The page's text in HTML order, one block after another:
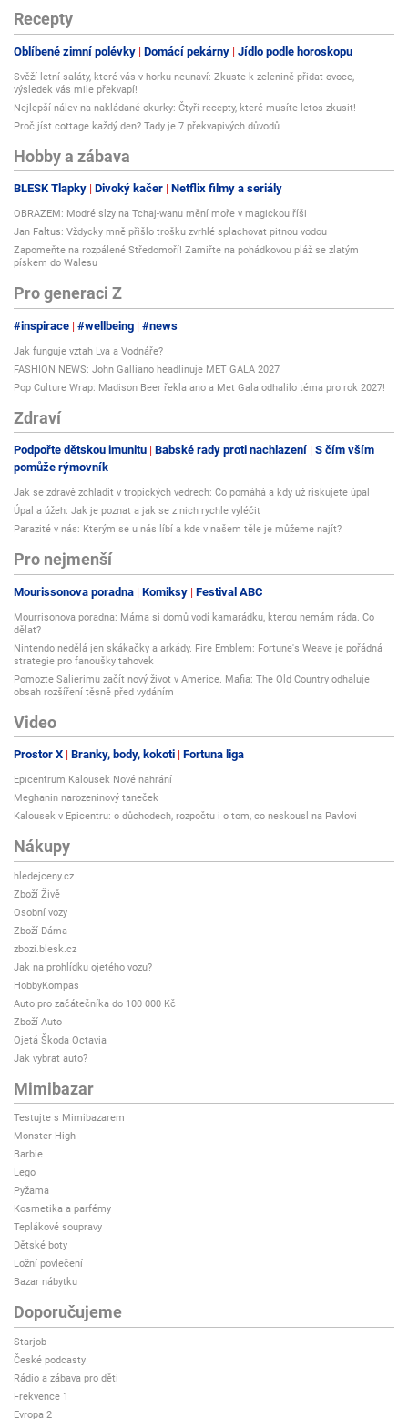
ve fitness, rehabilitačních a masážních centrech.
K připojení do sítě je třeba elektrická zásuvka na 220V a 16A jistění.
K rozměrům infrasauny, je nutné počítat s rozměrovou tolerancí +5 cm na
přesah stříšky a podlážky.
Záměna otvírání dveří je možná
Pro montáž si můžete stáhnout podrobný návod, kde najdete i detaily
uchycení skleněných dveří :
ANO
Hloubka
115 cm
Hmotnost
125 kg
Ionizátor
LED světelná chromoterapie
ano
Materiál
Kanadský jedlovec (hemlock)
Počet osob
2
120 cm
Typ
infrasauny
Typ topných panelů
Plně spektrální + karbonové
Výkon
2600 W
Výška
Recepty
Oblíbené zimní polévky Domácí pekárny Jídlo podle horoskopu
Svěží letní saláty, které vás v horku neunaví: Zkuste k zelenině přidat ovoce,
výsledek vás mile překvapí!
Nejlepší nálev na nakládané okurky: Čtyři recepty, které musíte letos zkusit!
Proč jíst cottage každý den? Tady je 7 překvapivých důvodů
Hobby a zábava
BLESK Tlapky Divoký kačer Netflix filmy a seriály
OBRAZEM: Modré slzy na Tchaj-wanu mění moře v magickou říši
Jan Faltus: Vždycky mně přišlo trošku zvrhlé splachovat pitnou vodou
Zapomeňte na rozpálené Středomoří! Zamiřte na pohádkovou pláž se zlatým
pískem do Walesu
Pro generaci Z
#inspirace #wellbeing #news
Jak funguje vztah Lva a Vodnáře?
FASHION NEWS: John Galliano headlinuje MET GALA 2027
Pop Culture Wrap: Madison Beer řekla ano a Met Gala odhalilo téma pro rok 2027!
Zdraví
Podpořte dětskou imunitu Babské rady proti nachlazení S čím vším
pomůže rýmovník
Jak se zdravě zchladit v tropických vedrech: Co pomáhá a kdy už riskujete úpal
Úpal a úžeh: Jak je poznat a jak se z nich rychle vyléčit
Parazité v nás: Kterým se u nás líbí a kde v našem těle je můžeme najít?
Pro nejmenší
Mourissonova poradna Komiksy Festival ABC
Mourrisonova poradna: Máma si domů vodí kamarádku, kterou nemám ráda. Co
dělat?
Nintendo nedělá jen skákačky a arkády. Fire Emblem: Fortune's Weave je pořádná
strategie pro fanoušky tahovek
Pomozte Salierimu začít nový život v Americe. Mafia: The Old Country odhaluje
obsah rozšíření těsně před vydáním
Video
Prostor X Branky, body, kokoti Fortuna liga
Epicentrum Kalousek Nové nahrání
Meghanin narozeninový taneček
Kalousek v Epicentru: o důchodech, rozpočtu i o tom, co neskousl na Pavlovi
Nákupy
hledejceny.cz
Zboží Živě
Osobní vozy
Zboží Dáma
zbozi.blesk.cz
Jak na prohlídku ojetého vozu?
HobbyKompas
Auto pro začátečníka do 100 000 Kč
Zboží Auto
Ojetá Škoda Octavia
Jak vybrat auto?
Mimibazar
Testujte s Mimibazarem
Monster High
Barbie
Lego
Pyžama
Kosmetika a parfémy
Teplákové soupravy
Dětské boty
Ložní povlečení
Bazar nábytku
Doporučujeme
Starjob
České podcasty
Rádio a zábava pro děti
Frekvence 1
Evropa 2